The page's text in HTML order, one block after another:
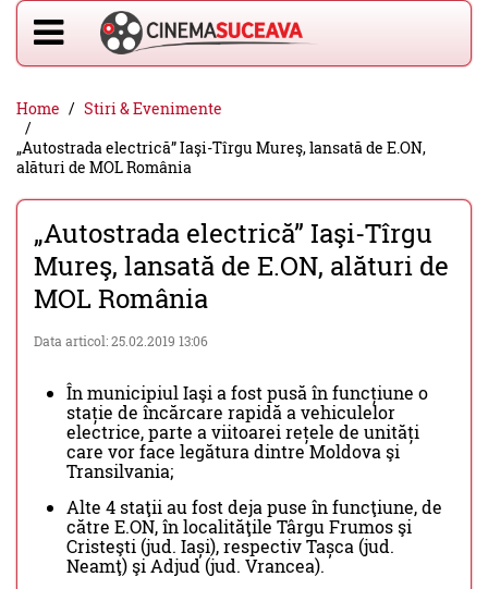
Home
Stiri & Evenimente
„Autostrada electrică” Iaşi-Tîrgu Mureş, lansată de E.ON,
alături de MOL România
„Autostrada electrică” Iaşi-Tîrgu
Mureş, lansată de E.ON, alături de
MOL România
Data articol: 25.02.2019 13:06
În municipiul Iaşi a fost pusă în funcțiune o
stație de încărcare rapidă a vehiculelor
electrice, parte a viitoarei rețele de unități
care vor face legătura dintre Moldova şi
Transilvania;
Alte 4 staţii au fost deja puse în funcţiune, de
către E.ON, în localităţile Târgu Frumos şi
Cristeşti (jud. Iași), respectiv Tașca (jud.
Neamţ) şi Adjud (jud. Vrancea).